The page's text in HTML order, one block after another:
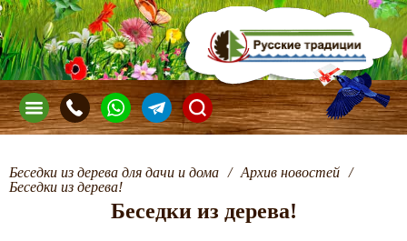
Беседки из дерева для дачи и дома / Архив новостей /
Беседки из дерева!
Беседки из дерева!